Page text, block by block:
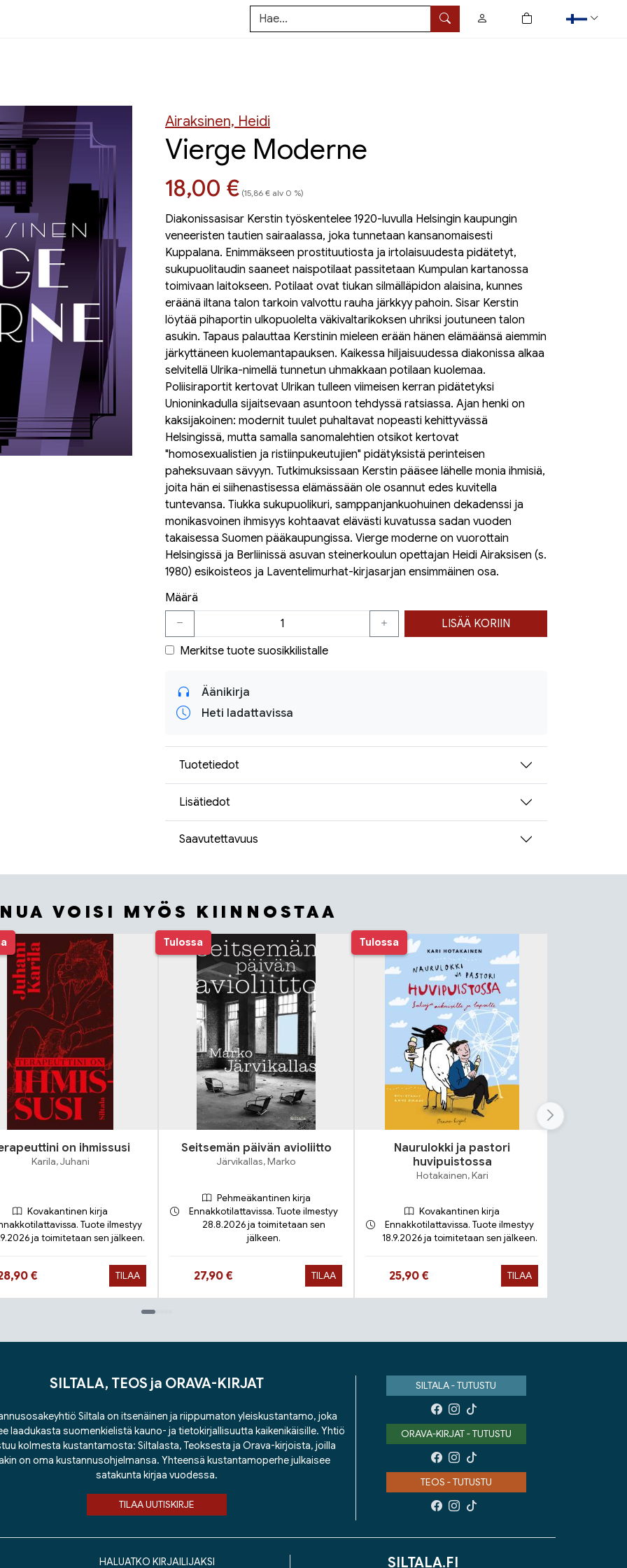
Hae
0
tuotetta ostoskorissa
Airaksinen, Heidi
Vierge Moderne
Hinta nyt
18,00 € (15,86 € alv 0 %)
Diakonissasisar Kerstin työskentelee 1920-luvulla Helsingin kaupungin
veneeristen tautien sairaalassa, joka tunnetaan kansanomaisesti
Kuppalana. Enimmäkseen prostituutiosta ja irtolaisuudesta pidätetyt,
sukupuolitaudin saaneet naispotilaat passitetaan Kumpulan kartanossa
toimivaan laitokseen. Potilaat ovat tiukan silmälläpidon alaisina, kunnes
eräänä iltana talon tarkoin valvottu rauha järkkyy pahoin. Sisar Kerstin
löytää pihaportin ulkopuolelta väkivaltarikoksen uhriksi joutuneen talon
asukin. Tapaus palauttaa Kerstinin mieleen erään hänen elämäänsä aiemmin
järkyttäneen kuolemantapauksen. Kaikessa hiljaisuudessa diakonissa alkaa
selvitellä Ulrika-nimellä tunnetun uhmakkaan potilaan kuolemaa.
Poliisiraportit kertovat Ulrikan tulleen viimeisen kerran pidätetyksi
Unioninkadulla sijaitsevaan asuntoon tehdyssä ratsiassa. Ajan henki on
kaksijakoinen: modernit tuulet puhaltavat nopeasti kehittyvässä
Helsingissä, mutta samalla sanomalehtien otsikot kertovat
"homosexualistien ja ristiinpukeutujien" pidätyksistä perinteisen
paheksuvaan sävyyn. Tutkimuksissaan Kerstin pääsee lähelle monia ihmisiä,
joita hän ei siihenastisessa elämässään ole osannut edes kuvitella
tuntevansa. Tiukka sukupuolikuri, samppanjankuohuinen dekadenssi ja
monikasvoinen ihmisyys kohtaavat elävästi kuvatussa sadan vuoden
takaisessa Suomen pääkaupungissa. Vierge moderne on vuorottain
Helsingissä ja Berliinissä asuvan steinerkoulun opettajan Heidi Airaksisen (s.
1980) esikoisteos ja Laventelimurhat-kirjasarjan ensimmäinen osa.
Määrä
LISÄÄ KORIIN
Merkitse tuote suosikkilistalle
Äänikirja
Heti ladattavissa
Tuotetiedot
Lisätiedot
Saavutettavuus
VOISI MYÖS KIINNOSTAA
on ihmissusi
Karila, Juhani
Kovakantinen kirja
Tuote ilmestyy
ja toimitetaan sen jälkeen.
nyt
€ TILAA
Tulossa
Seitsemän päivän avioliitto
Järvikallas, Marko
Pehmeäkantinen kirja
Ennakkotilattavissa. Tuote ilmestyy
28.8.2026 ja toimitetaan sen
jälkeen.
Hinta nyt
27,90 € TILAA
Tulossa
Naurulokki ja pastori
huvipuistossa
Hotakainen, Kari
Kovakantinen kirja
Ennakkotilattavissa. Tuote ilmestyy
18.9.2026 ja toimitetaan sen jälkeen.
Hinta nyt
25,90 € TILAA
SILTALA, TEOS ja ORAVA-KIRJAT
Siltala on itsenäinen ja riippumaton yleiskustantamo, joka
laadukasta suomenkielistä kauno- ja tietokirjallisuutta kaikenikäisille. Yhtiö
kolmesta kustantamosta: Siltalasta, Teoksesta ja Orava-kirjoista, joilla
on oma kustannusohjelmansa. Yhteensä kustantamoperhe julkaisee
satakunta kirjaa vuodessa.
TILAA UUTISKIRJE
SILTALA - TUTUSTU
ORAVA-KIRJAT - TUTUSTU
TEOS - TUTUSTU
HALUATKO KIRJAILIJAKSI SILTALA.FI